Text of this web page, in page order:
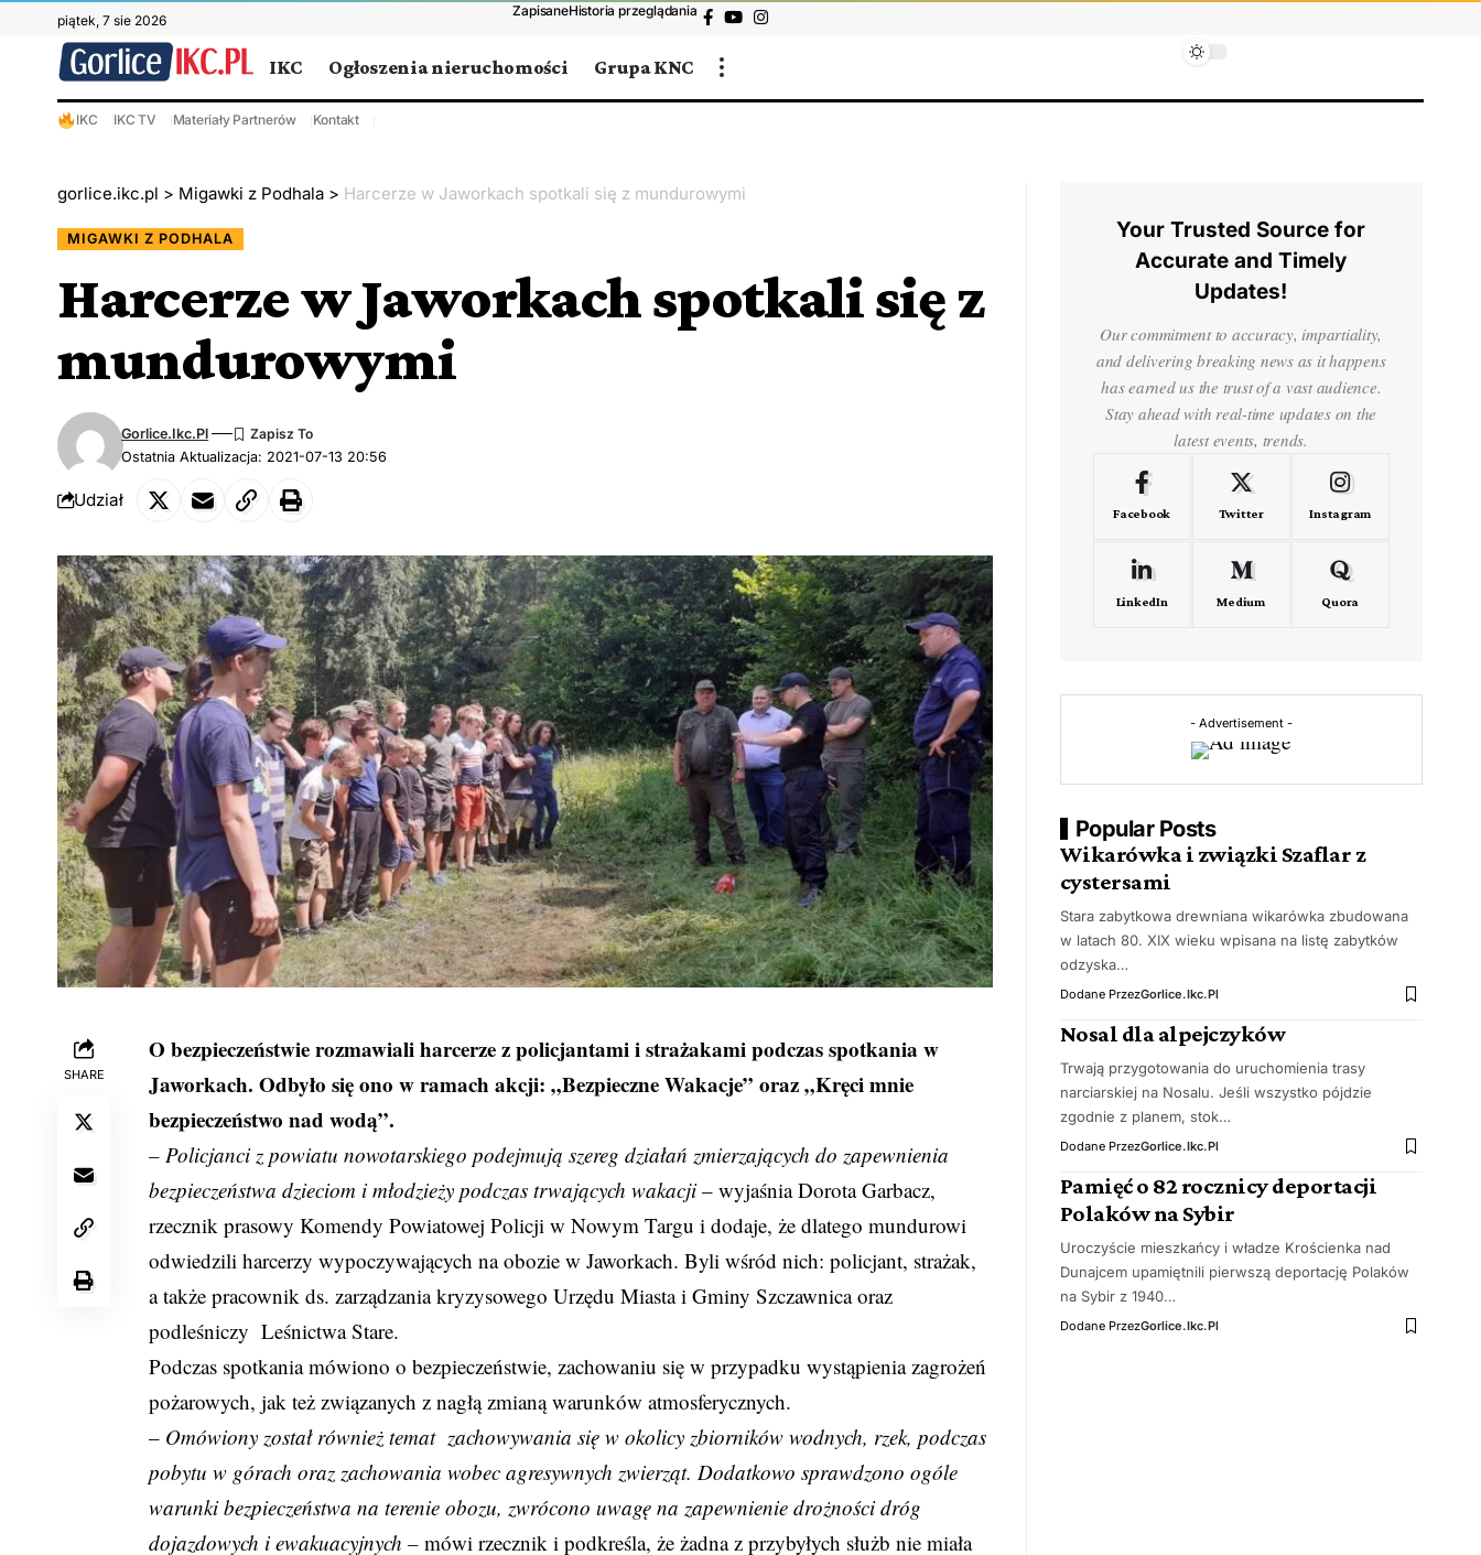
piątek, 7 sie 2026
ZapisaneHistoria przeglądania
IKC Ogłoszenia nieruchomości Grupa KNC
IKC IKC TV Materiały Partnerów Kontakt
gorlice.ikc.pl > Migawki z Podhala > Harcerze w Jaworkach spotkali się z mundurowymi
MIGAWKI Z PODHALA
Harcerze w Jaworkach spotkali się z
mundurowymi
Ostatnia Aktualizacja: 2021-07-13 20:56
Gorlice.ikc.pl
Udział
SHARE
O bezpieczeństwie rozmawiali harcerze z policjantami i strażakami podczas spotkania w
Jaworkach. Odbyło się ono w ramach akcji: „Bezpieczne Wakacje” oraz „Kręci mnie
bezpieczeństwo nad wodą”.
– Policjanci z powiatu nowotarskiego podejmują szereg działań zmierzających do zapewnienia
bezpieczeństwa dzieciom i młodzieży podczas trwających wakacji – wyjaśnia Dorota Garbacz,
rzecznik prasowy Komendy Powiatowej Policji w Nowym Targu i dodaje, że dlatego mundurowi
odwiedzili harcerzy wypoczywających na obozie w Jaworkach. Byli wśród nich: policjant, strażak,
a także pracownik ds. zarządzania kryzysowego Urzędu Miasta i Gminy Szczawnica oraz
podleśniczy Leśnictwa Stare.
Podczas spotkania mówiono o bezpieczeństwie, zachowaniu się w przypadku wystąpienia zagrożeń
pożarowych, jak też związanych z nagłą zmianą warunków atmosferycznych.
– Omówiony został również temat zachowywania się w okolicy zbiorników wodnych, rzek, podczas
pobytu w górach oraz zachowania wobec agresywnych zwierząt. Dodatkowo sprawdzono ogóle
warunki bezpieczeństwa na terenie obozu, zwrócono uwagę na zapewnienie drożności dróg
dojazdowych i ewakuacyjnych –mówi rzecznik i podkreśla, że żadna z przybyłych służb nie miała
Your Trusted Source for
Accurate and Timely
Updates!
Our commitment to accuracy, impartiality,
and delivering breaking news as it happens
has earned us the trust of a vast audience.
Stay ahead with real-time updates on the
latest events, trends.
Facebook Twitter Instagram
LinkedIn Medium Quora
- Advertisement -
Popular Posts
Wikarówka i związki Szaflar z
cystersami
Stara zabytkowa drewniana wikarówka zbudowana
w latach 80. XIX wieku wpisana na listę zabytków
odzyska…
Dodane PrzezGorlice.ikc.pl
Nosal dla alpejczyków
Trwają przygotowania do uruchomienia trasy
narciarskiej na Nosalu. Jeśli wszystko pójdzie
zgodnie z planem, stok…
Dodane PrzezGorlice.ikc.pl
Pamięć o 82 rocznicy deportacji
Polaków na Sybir
Uroczyście mieszkańcy i władze Krościenka nad
Dunajcem upamiętnili pierwszą deportację Polaków
na Sybir z 1940…
Dodane PrzezGorlice.ikc.pl